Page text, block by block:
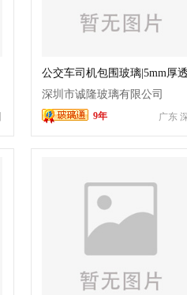
公交车司机包围玻璃|5mm厚
率98%以上减反射玻璃
深圳市诚隆玻璃有限公司
广东
9年